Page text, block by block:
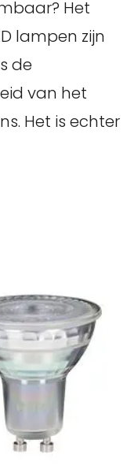
Het
lampen zijn
de
van het
Het is echter